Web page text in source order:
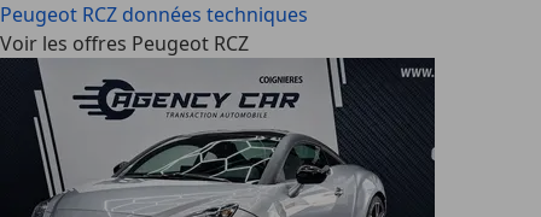
Peugeot RCZ données techniques
Voir les offres Peugeot RCZ